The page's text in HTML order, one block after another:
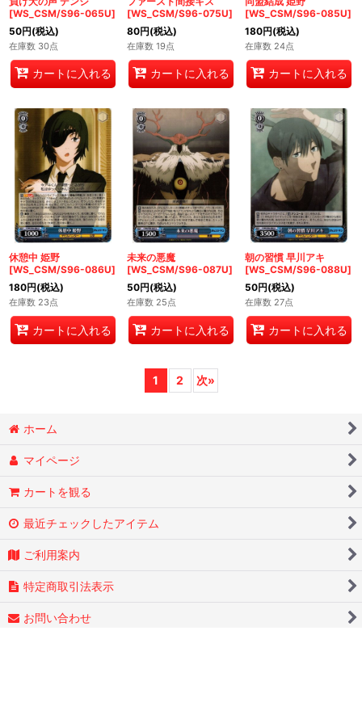
[WS_CSM/S96-065U]
50円(税込)
在庫数 30点
カートに入れる
[WS_CSM/S96-075U]
80円(税込)
在庫数 19点
カートに入れる
[WS_CSM/S96-085U]
180円(税込)
在庫数 24点
カートに入れる
休憩中 姫野
[WS_CSM/S96-086U]
180円(税込)
在庫数 23点
カートに入れる
未来の悪魔
[WS_CSM/S96-087U]
50円(税込)
在庫数 25点
カートに入れる
朝の習慣 早川アキ
[WS_CSM/S96-088U]
50円(税込)
在庫数 27点
カートに入れる
1 2 次»
ホーム
マイページ
カートを観る
最近チェックしたアイテム
ご利用案内
特定商取引法表示
お問い合わせ